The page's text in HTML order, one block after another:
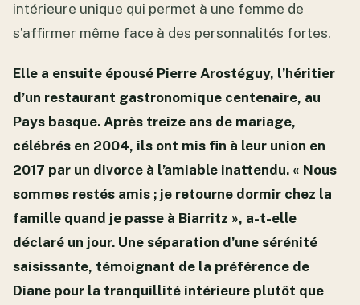
intérieure unique qui permet à une femme de
s’affirmer même face à des personnalités fortes.
Elle a ensuite épousé Pierre Arostéguy, l’héritier
d’un restaurant gastronomique centenaire, au
Pays basque. Après treize ans de mariage,
célébrés en 2004, ils ont mis fin à leur union en
2017 par un divorce à l’amiable inattendu. « Nous
sommes restés amis ; je retourne dormir chez la
famille quand je passe à Biarritz », a-t-elle
déclaré un jour. Une séparation d’une sérénité
saisissante, témoignant de la préférence de
Diane pour la tranquillité intérieure plutôt que